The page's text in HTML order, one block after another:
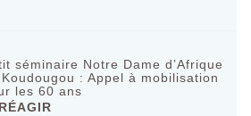
séminaire Notre Dame d’Afrique
: Appel à mobilisation
les 60 ans
RÉAGIR